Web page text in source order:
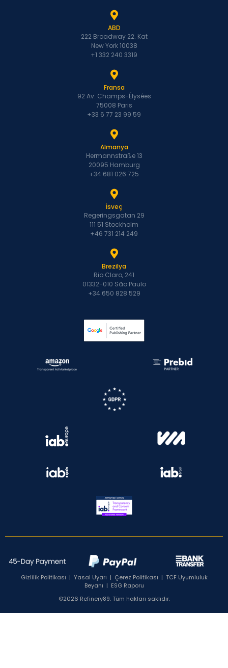
ABD
222 Broadway 22. Kat
New York 10038
+1 332 240 3319
Fransa
92 Av. Champs-Élysées
75008 Paris
+33 6 77 23 99 59
Almanya
Hermannstraße 13
20095 Hamburg
+34 681 026 725
İsveç
Regeringsgatan 29
111 51 Stockholm
+46 731 214 249
Brezilya
Rio Claro, 241
01332-010 São Paulo
+34 650 828 529
Gizlilik Politikası | Yasal Uyarı | Çerez Politikası | TCF Uyumluluk
Beyanı | ESG Raporu
©2026 Refinery89. Tüm hakları saklıdır.